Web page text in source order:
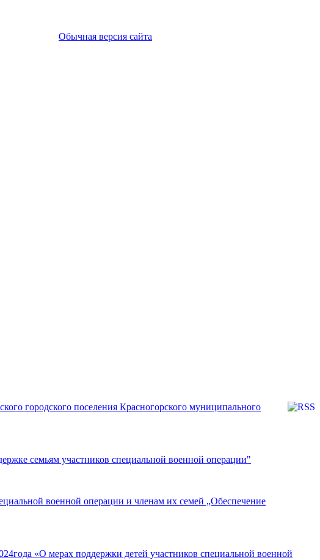
Обычная версия сайта
городского поселения Красногорского муниципального
семьям участников специальной военной операции"
военной операции и членам их семей „Обеспечение
«О мерах поддержки детей участников специальной военной